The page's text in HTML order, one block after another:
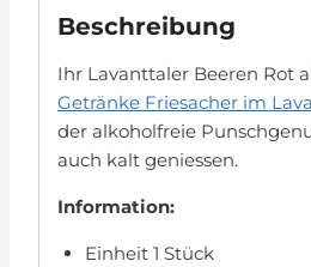
Beschreibung
Ihr Lavanttaler Beeren Rot
Getränke Friesacher im
der alkoholfreie
auch kalt geniessen.
Information:
Einheit 1 Stück